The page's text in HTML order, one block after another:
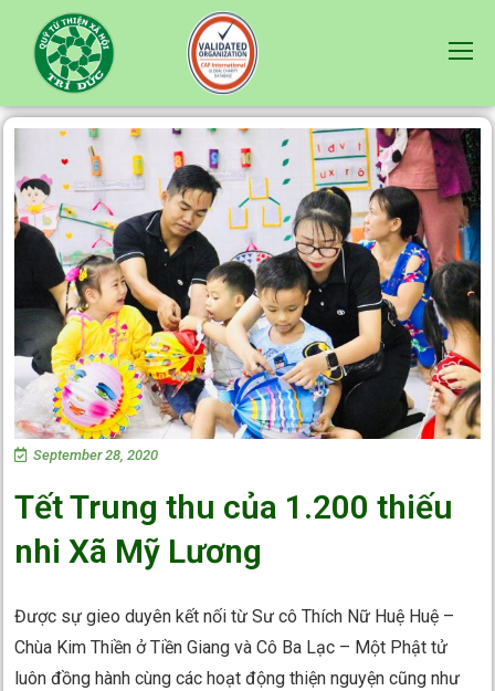
September 28, 2020
Tết Trung thu của 1.200 thiếu
nhi Xã Mỹ Lương
Được sự gieo duyên kết nối từ Sư cô Thích Nữ Huệ Huệ –
Chùa Kim Thiền ở Tiền Giang và Cô Ba Lạc – Một Phật tử
luôn đồng hành cùng các hoạt động thiện nguyện cũng như